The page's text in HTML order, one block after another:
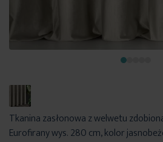
Tkanina zasłonowa z welwetu
Eurofirany wys. 280 cm, kolor